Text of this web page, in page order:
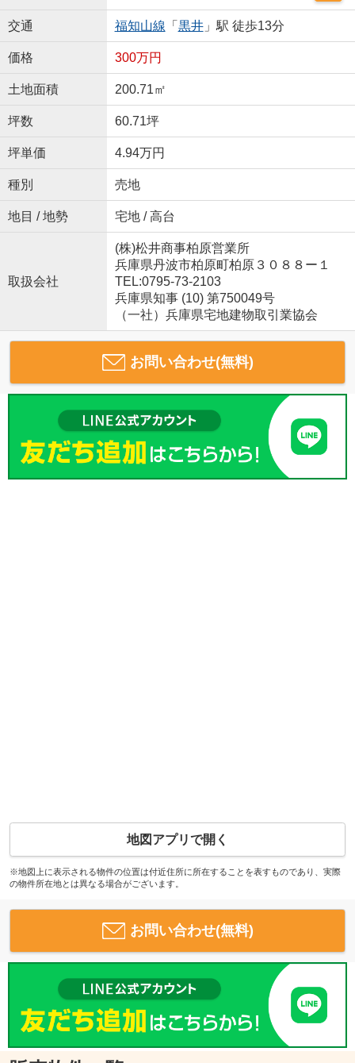
交通 福知山線 「 黒井」駅 徒歩13分
価格 300万円
土地面積 200.71㎡
坪数 60.71坪
坪単価 4.94万円
種別 売地
地目 / 地勢 宅地 / 高台
取扱会社
(株)松井商事柏原営業所
兵庫県丹波市柏原町柏原３０８８ー１
TEL:0795-73-2103
兵庫県知事 (10) 第750049号
（一社）兵庫県宅地建物取引業協会
お問い合わせ(無料)
地図アプリで開く
※地図上に表示される物件の位置は付近住所に所在することを表すものであり、実際
の物件所在地とは異なる場合がございます。
お問い合わせ(無料)